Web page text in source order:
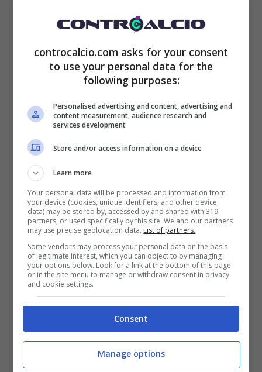
giornata e nelle ore che precedono Napoli-
numero di maglia di Big Rom, che non
La presenza ancora in rosa di Osimhen,
malgrado l’esclusione dalla lista ufficiale, non
permette all’attaccante belga di indossare
maglia col suo numero preferito
. Osimhen
che insomma, ancora ostacola la posizione
dell’attaccante titolare azzurro e i tifosi
scrivono sui social:“Già che c’è, può anche
giocare”. Il Napoli, in un vero e proprio
“giallo”, aveva già visto il comunicato ufficiale
della Lega Serie A con i numeri registrati
anche di McTominay e Gilmour che vedono
ora unostravolgimento totale, a seguito
controcalcio.com asks for your consent
to use your personal data for the
following purposes:
Personalised advertising and content, advertising and
content measurement, audience research and
services development
Store and/or access information on a device
Learn more
Your personal data will be processed and information from
your device (cookies, unique identifiers, and other device
data) may be stored by, accessed by and shared with 319
partners, or used specifically by this site. We and our partners
may use precise geolocation data. List of partners.
Some vendors may process your personal data on the basis
of legitimate interest, which you can object to by managing
your options below. Look for a link at the bottom of this page
or in the site menu to manage or withdraw consent in privacy
and cookie settings.
Consent
Manage options